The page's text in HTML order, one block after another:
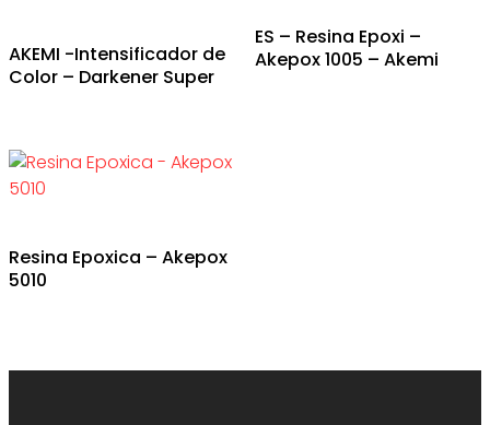
AKEMI -Intensificador de
Color – Darkener Super
ES – Resina Epoxi –
Akepox 1005 – Akemi
Resina Epoxica – Akepox
5010